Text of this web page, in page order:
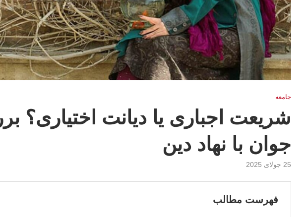
جامعه
شریعت اجباری یا دیانت اختیاری؟
جوان با نهاد دین
25 جولای 2025
فهرست مطالب